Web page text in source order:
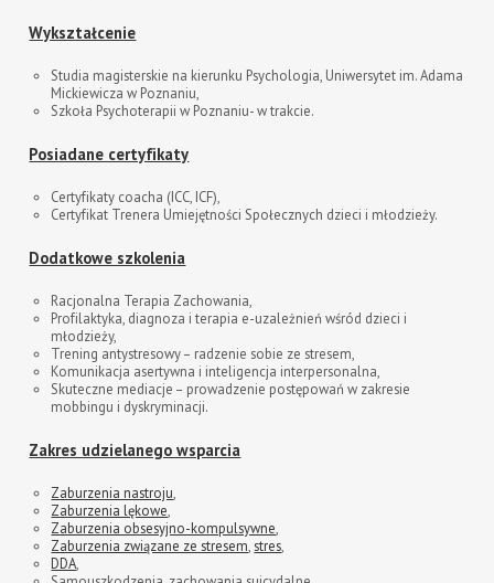
Wykształcenie
Studia magisterskie na kierunku Psychologia, Uniwersytet im. Adama
Mickiewicza w Poznaniu,
Szkoła Psychoterapii w Poznaniu- w trakcie.
Posiadane certyfikaty
Certyfikaty coacha (ICC, ICF),
Certyfikat Trenera Umiejętności Społecznych dzieci i młodzieży.
Dodatkowe szkolenia
Racjonalna Terapia Zachowania,
Profilaktyka, diagnoza i terapia e-uzależnień wśród dzieci i
młodzieży,
Trening antystresowy – radzenie sobie ze stresem,
Komunikacja asertywna i inteligencja interpersonalna,
Skuteczne mediacje – prowadzenie postępowań w zakresie
mobbingu i dyskryminacji.
Zakres udzielanego wsparcia
Zaburzenia nastroju,
Zaburzenia lękowe,
Zaburzenia obsesyjno-kompulsywne,
Zaburzenia związane ze stresem,stres,
DDA,